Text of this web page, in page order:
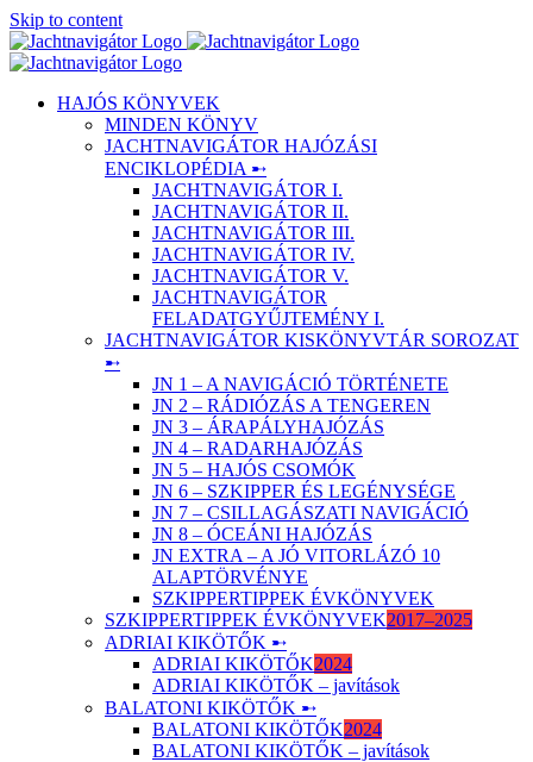
Skip to content
HAJÓS KÖNYVEK
MINDEN KÖNYV
JACHTNAVIGÁTOR HAJÓZÁSI
ENCIKLOPÉDIA ➸
JACHTNAVIGÁTOR I.
JACHTNAVIGÁTOR II.
JACHTNAVIGÁTOR III.
JACHTNAVIGÁTOR IV.
JACHTNAVIGÁTOR V.
JACHTNAVIGÁTOR
FELADATGYŰJTEMÉNY I.
JACHTNAVIGÁTOR KISKÖNYVTÁR SOROZAT
➸
JN 1 – A NAVIGÁCIÓ TÖRTÉNETE
JN 2 – RÁDIÓZÁS A TENGEREN
JN 3 – ÁRAPÁLYHAJÓZÁS
JN 4 – RADARHAJÓZÁS
JN 5 – HAJÓS CSOMÓK
JN 6 – SZKIPPER ÉS LEGÉNYSÉGE
JN 7 – CSILLAGÁSZATI NAVIGÁCIÓ
JN 8 – ÓCEÁNI HAJÓZÁS
JN EXTRA – A JÓ VITORLÁZÓ 10
ALAPTÖRVÉNYE
SZKIPPERTIPPEK ÉVKÖNYVEK
SZKIPPERTIPPEK ÉVKÖNYVEK2017–2025
ADRIAI KIKÖTŐK ➸
ADRIAI KIKÖTŐK2024
ADRIAI KIKÖTŐK – javítások
BALATONI KIKÖTŐK ➸
BALATONI KIKÖTŐK2024
BALATONI KIKÖTŐK – javítások